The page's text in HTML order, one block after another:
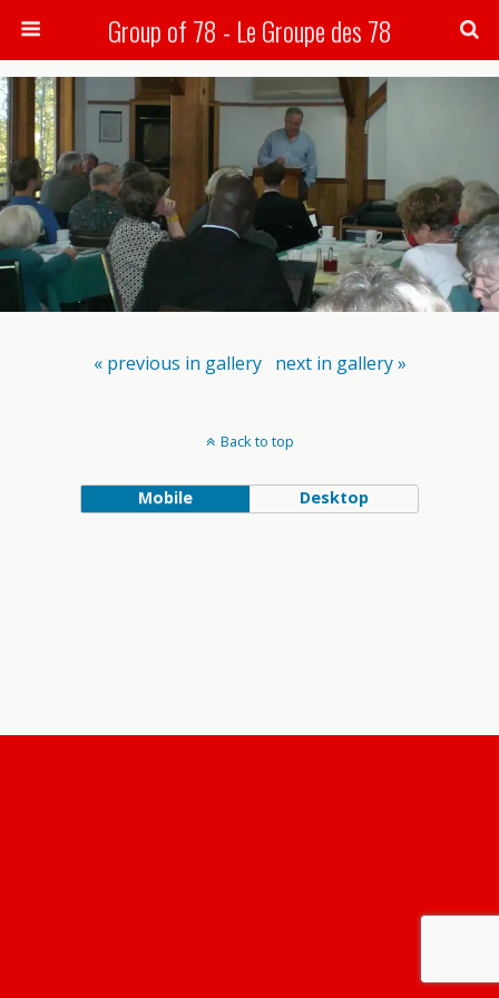
Group of 78 - Le Groupe des 78
Search
« previous in gallery next in gallery »
Back to top
Mobile Desktop